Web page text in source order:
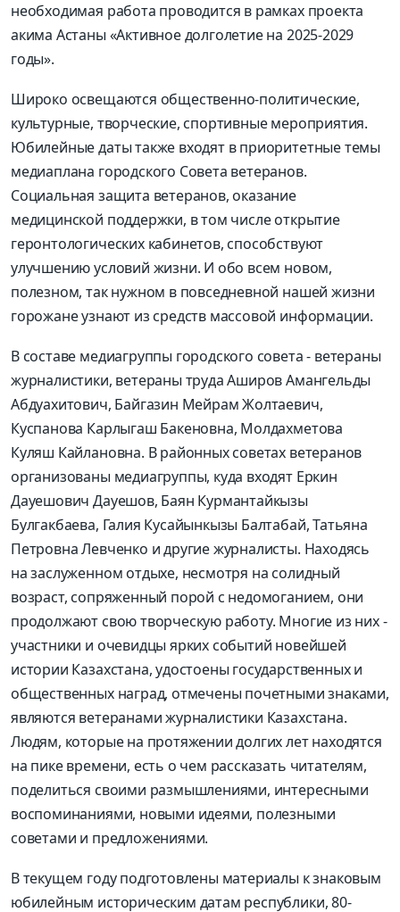
необходимая работа проводится в рамках проекта
акима Астаны «Активное долголетие на 2025-2029
годы».
Широко освещаются общественно-политические,
культурные, творческие, спортивные мероприятия.
Юбилейные даты также входят в приоритетные темы
медиаплана городского Совета ветеранов.
Социальная защита ветеранов, оказание
медицинской поддержки, в том числе открытие
геронтологических кабинетов, способствуют
улучшению условий жизни. И обо всем новом,
полезном, так нужном в повседневной нашей жизни
горожане узнают из средств массовой информации.
В составе медиагруппы городского совета - ветераны
журналистики, ветераны труда Аширов Амангельды
Абдуахитович, Байгазин Мейрам Жолтаевич,
Куспанова Карлыгаш Бакеновна, Молдахметова
Куляш Кайлановна. В районных советах ветеранов
организованы медиагруппы, куда входят Еркин
Дауешович Дауешов, Баян Курмантайкызы
Булгакбаева, Галия Кусайынкызы Балтабай, Татьяна
Петровна Левченко и другие журналисты. Находясь
на заслуженном отдыхе, несмотря на солидный
возраст, сопряженный порой с недомоганием, они
продолжают свою творческую работу. Многие из них -
участники и очевидцы ярких событий новейшей
истории Казахстана, удостоены государственных и
общественных наград, отмечены почетными знаками,
являются ветеранами журналистики Казахстана.
Людям, которые на протяжении долгих лет находятся
на пике времени, есть о чем рассказать читателям,
поделиться своими размышлениями, интересными
воспоминаниями, новыми идеями, полезными
советами и предложениями.
В текущем году подготовлены материалы к знаковым
юбилейным историческим датам республики, 80-